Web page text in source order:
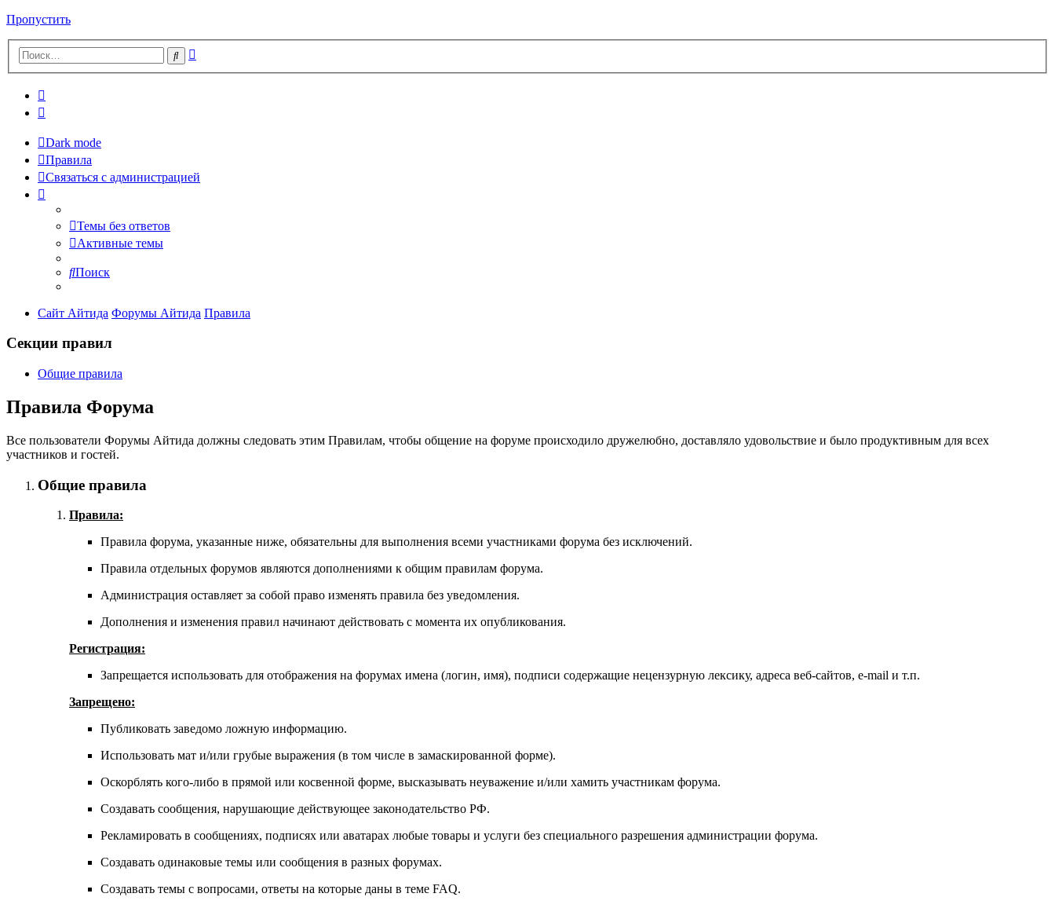
Пропустить
Поиск
Dark mode
Правила
Связаться с администрацией
Темы без ответов
Активные темы
Поиск
Сайт Айтида Форумы Айтида Правила
Секции правил
Общие правила
Правила Форума
Все пользователи Форумы Айтида должны следовать этим Правилам, чтобы общение на форуме происходило дружелюбно, доставляло удовольствие и было продуктивным для всех
участников и гостей.
Общие правила
Правила:
Правила форума, указанные ниже, обязательны для выполнения всеми участниками форума без исключений.
Правила отдельных форумов являются дополнениями к общим правилам форума.
Администрация оставляет за собой право изменять правила без уведомления.
Дополнения и изменения правил начинают действовать с момента их опубликования.
Регистрация:
Запрещается использовать для отображения на форумах имена (логин, имя), подписи содержащие нецензурную лексику, адреса веб-сайтов, e-mail и т.п.
Запрещено:
Публиковать заведомо ложнyю инфоpмацию.
Использовать мат и/или грубые выражения (в том числе в замаскированной форме).
Оскорблять кого-либо в прямой или косвенной форме, высказывать неуважение и/или хамить участникам форума.
Создавать сообщения, наpyшающие действyющее законодательство РФ.
Рекламировать в сообщениях, подписях или аватарах любые товары и услуги без специального разрешения администрации форума.
Создавать одинаковые темы или сообщения в разных форумах.
Создавать темы с вопросами, ответы на которые даны в теме FAQ.